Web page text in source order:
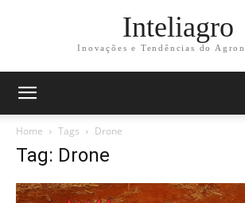
Inteliagro
Inovações e Tendências do
Home Tags Drone
Tag: Drone